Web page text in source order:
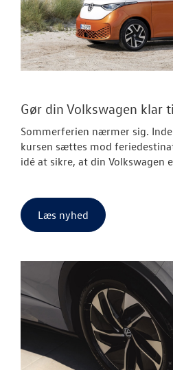
Gør din Volkswagen klar
Sommerferien nærmer sig.
kursen sættes mod
idé at sikre, at din Volkswagen
Læs nyhed